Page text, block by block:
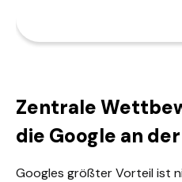
Zentrale
die Google an
Googles größter Vorteil ist